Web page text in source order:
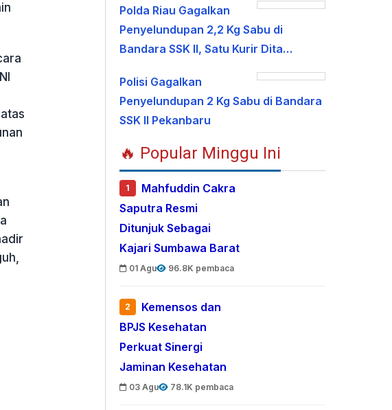
Polda Riau Gagalkan
Penyelundupan 2,2 Kg Sabu di
Bandara SSK II, Satu Kurir Dita…
Polisi Gagalkan
Penyelundupan 2 Kg Sabu di Bandara
SSK II Pekanbaru
🔥 Popular Minggu Ini
1
Mahfuddin Cakra
Saputra Resmi
Ditunjuk Sebagai
Kajari Sumbawa Barat
01 Agu 96.8K pembaca
2
Kemensos dan
BPJS Kesehatan
Perkuat Sinergi
Jaminan Kesehatan
03 Agu 78.1K pembaca